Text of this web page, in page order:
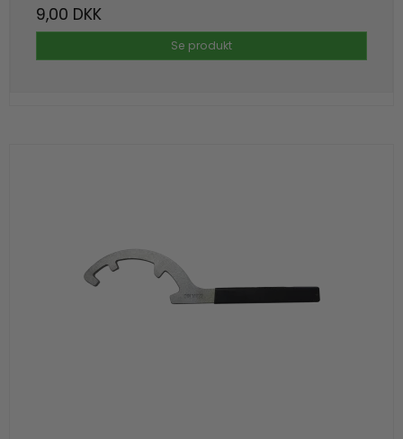
9,00 DKK
Se produkt